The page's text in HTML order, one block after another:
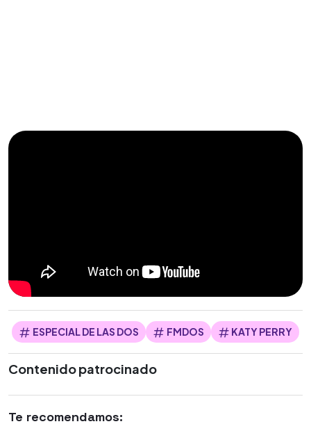
ESPECIAL DE LAS DOS FMDOS KATY PERRY
Contenido patrocinado
Te recomendamos: